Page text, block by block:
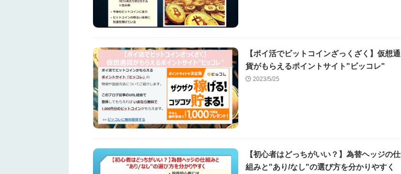
【ポイ活でビットコインざっくざく】仮想通
貨がもらえるポイントサイト"ビッコレ"
2023/5/25
【初心者はどっちがいい？】為替ヘッジの仕
組みと"あり/なし"の選び方を分かりやすく